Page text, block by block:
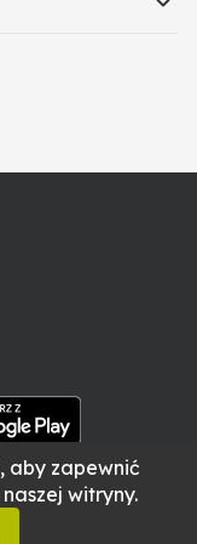
aby zapewnić
witryny.
od numeru